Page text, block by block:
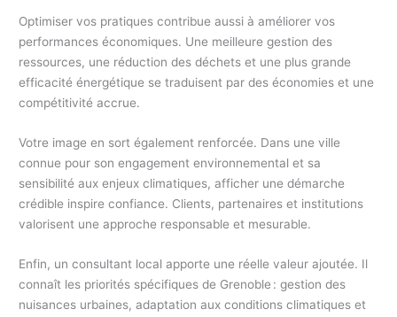
Optimiser vos pratiques contribue aussi à améliorer vos
performances économiques. Une meilleure gestion des
ressources, une réduction des déchets et une plus grande
efficacité énergétique se traduisent par des économies et une
compétitivité accrue.
Votre image en sort également renforcée. Dans une ville
connue pour son engagement environnemental et sa
sensibilité aux enjeux climatiques, afficher une démarche
crédible inspire confiance. Clients, partenaires et institutions
valorisent une approche responsable et mesurable.
Enfin, un consultant local apporte une réelle valeur ajoutée. Il
connaît les priorités spécifiques de Grenoble : gestion des
nuisances urbaines, adaptation aux conditions climatiques et